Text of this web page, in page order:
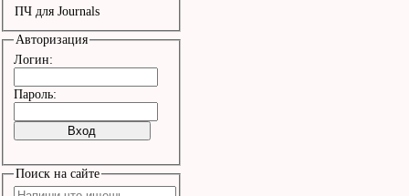
ПЧ для Journals
Авторизация
Логин:
Пароль:
Поиск на сайте